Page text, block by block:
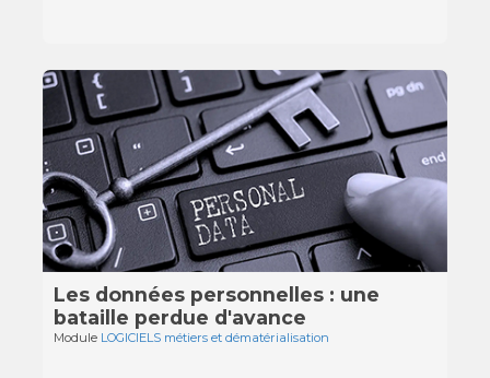
Les données personnelles : une
bataille perdue d'avance
Module LOGICIELS métiers et dématérialisation